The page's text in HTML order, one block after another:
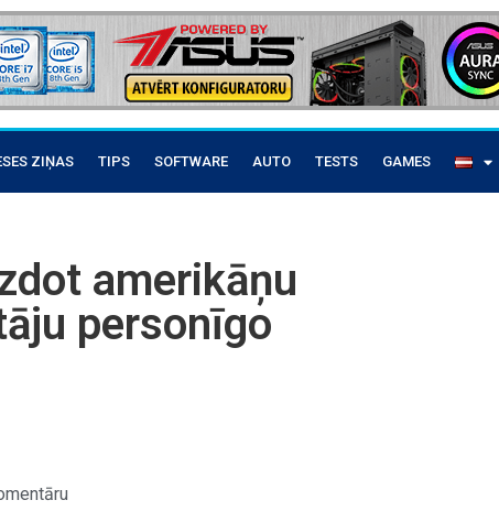
ZIŅAS TIPS SOFTWARE AUTO TESTS GAMES
amerikāņu
personīgo